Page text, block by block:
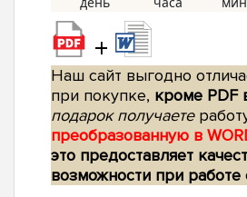
+
Наш сайт выгодно
при покупке, кроме PDF
подарок получаете
преобразованную в
это предоставляет
возможности при